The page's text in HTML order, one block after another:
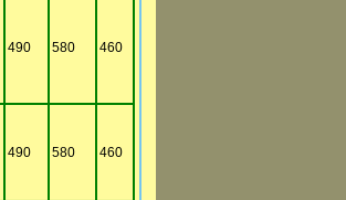
490 580 460
490 580 460